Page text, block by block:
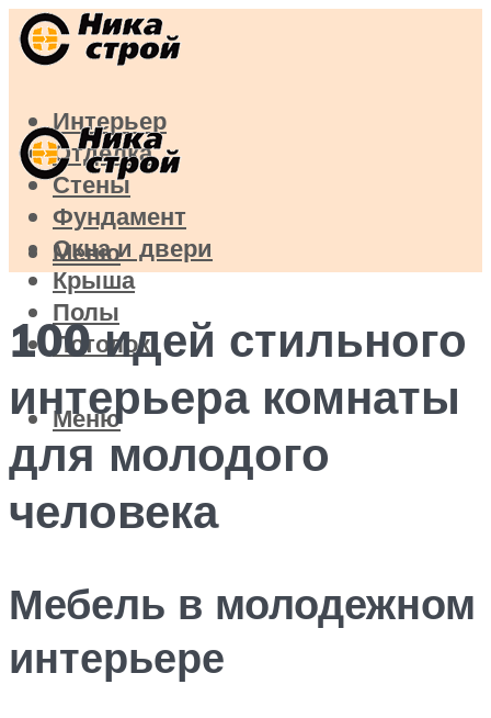
Интерьер
Отделка
Стены
Фундамент
Окна и двери
Крыша
Полы
Потолок
Меню
Меню
100 идей стильного
интерьера комнаты
для молодого
человека
Мебель в молодежном
интерьере